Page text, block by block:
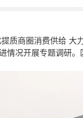
质商圈消费供给 大
情况开展专题调研